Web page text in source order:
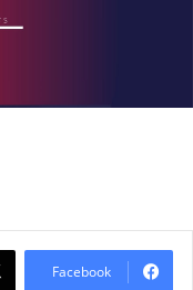
Facebook